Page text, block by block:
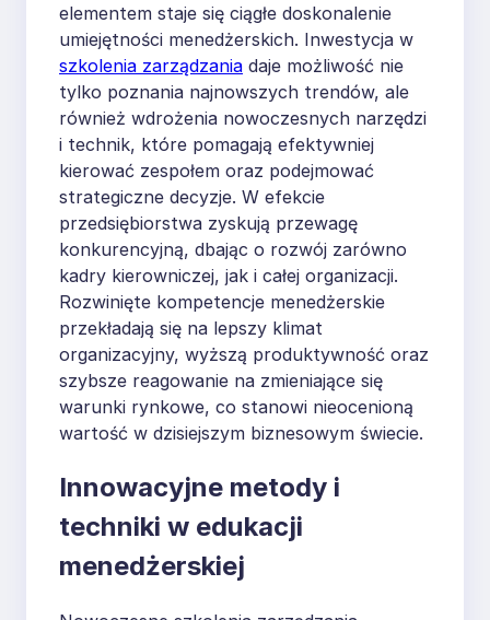
elementem staje się ciągłe doskonalenie
umiejętności menedżerskich. Inwestycja w
szkolenia zarządzania daje możliwość nie
tylko poznania najnowszych trendów, ale
również wdrożenia nowoczesnych narzędzi
i technik, które pomagają efektywniej
kierować zespołem oraz podejmować
strategiczne decyzje. W efekcie
przedsiębiorstwa zyskują przewagę
konkurencyjną, dbając o rozwój zarówno
kadry kierowniczej, jak i całej organizacji.
Rozwinięte kompetencje menedżerskie
przekładają się na lepszy klimat
organizacyjny, wyższą produktywność oraz
szybsze reagowanie na zmieniające się
warunki rynkowe, co stanowi nieocenioną
wartość w dzisiejszym biznesowym świecie.
Innowacyjne metody i
techniki w edukacji
menedżerskiej